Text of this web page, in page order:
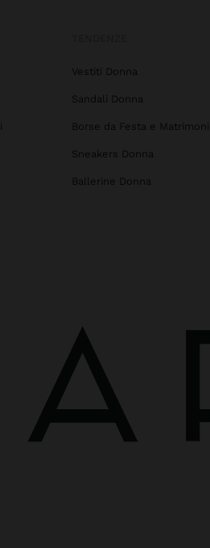
Vestiti Donna
Sandali Donna
Borse da Festa e
Sneakers Donna
Ballerine Donna